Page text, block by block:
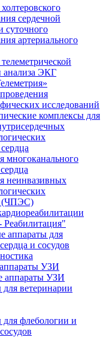
сердечной
суточного
артериального
анализа ЭКГ
исследований
комплексы для
многоканального
неинвазивных
(ЧПЭС)
аппараты для
и сосудов
УЗИ
аппараты УЗИ
ветеринарии
флебологии и